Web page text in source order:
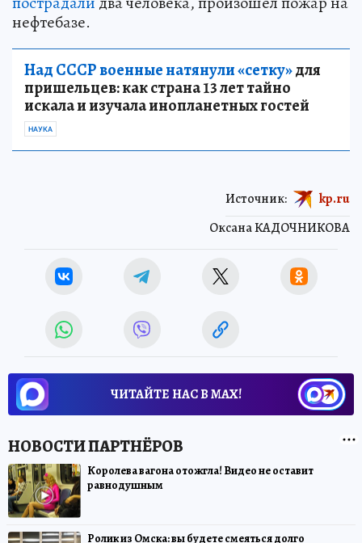
нефтебазе.
Над СССР военные натянули «сетку»для
пришельцев: как страна 13 лет тайно
искала и изучала инопланетных гостей
НАУКА
Оксана КАДОЧНИКОВА
Источник: kp.ru
ЧИТАЙТЕ НАС В МАХ!
Королева вагона отожгла! Видео не оставит
равнодушным
Ролик из Омска: вы будете смеяться долго